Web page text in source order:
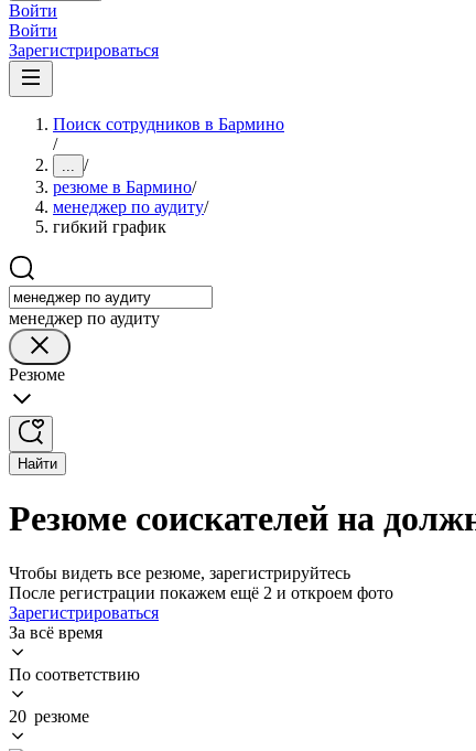
Войти
Войти
Зарегистрироваться
Поиск сотрудников в Бармино
/
... /
резюме в Бармино/
менеджер по аудиту/
гибкий график
менеджер по аудиту
Резюме
Найти
Резюме соискателей на
Чтобы видеть все резюме, зарегистрируйтесь
После регистрации покажем ещё 2 и откроем фото
Зарегистрироваться
За всё время
По соответствию
20 резюме